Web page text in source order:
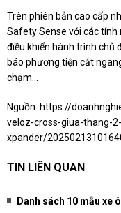
Trên phiên bản cao cấp
Safety Sense với các tính
điều khiển hành trình chủ
báo phương tiện cắt
chạm…
Nguồn: https://
veloz-cross-giua-thang-
xpander/
TIN LIÊN QUAN
Danh sách 10 mẫu xe